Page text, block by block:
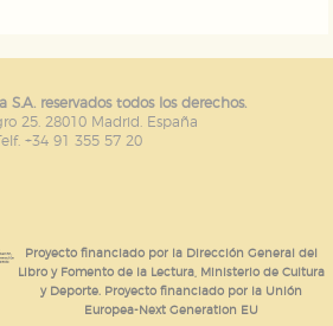
S.A. reservados todos los derechos.
25. 28010 Madrid. España
Telf. +34 91 355 57 20
Proyecto financiado por la Dirección General del
Libro y Fomento de la Lectura, Ministerio de Cultura
y Deporte. Proyecto financiado por la Unión
Europea-Next Generation EU